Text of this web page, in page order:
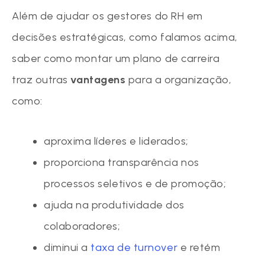
Além de ajudar os gestores do RH em
decisões estratégicas, como falamos acima,
saber como montar um plano de carreira
traz outrasvantagens para a organização,
como:
aproxima líderes e liderados;
proporciona transparência nos
processos seletivos e de promoção;
ajuda na produtividade dos
colaboradores;
diminui a taxa de turnover e retém